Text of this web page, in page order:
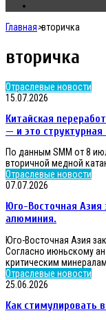
Главная>вторичка
вторичка
Китайская
переработка
лома
сжалась
минимума
—
и
это
история,
а
сезонная
Отраслевые новости
15.07.2026
Китайская
— и это структурная
По данным SMM от 8
вторичной медной
Юго-
Восточная
закрепляется
как
вторичного
алюминия.
Отраслевые новости
07.07.2026
Юго-Восточная Азия
алюминия.
Юго-Восточная Азия
Согласно июньскому
критическим
Как
стимулировать
ничего
Отраслевые новости
25.06.2026
Как стимулировать